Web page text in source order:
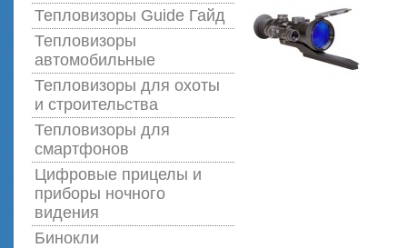
Тепловизоры Guide Гайд
Тепловизоры
автомобильные
Тепловизоры для охоты
и строительства
Тепловизоры для
смартфонов
Цифровые прицелы и
приборы ночного
видения
Бинокли